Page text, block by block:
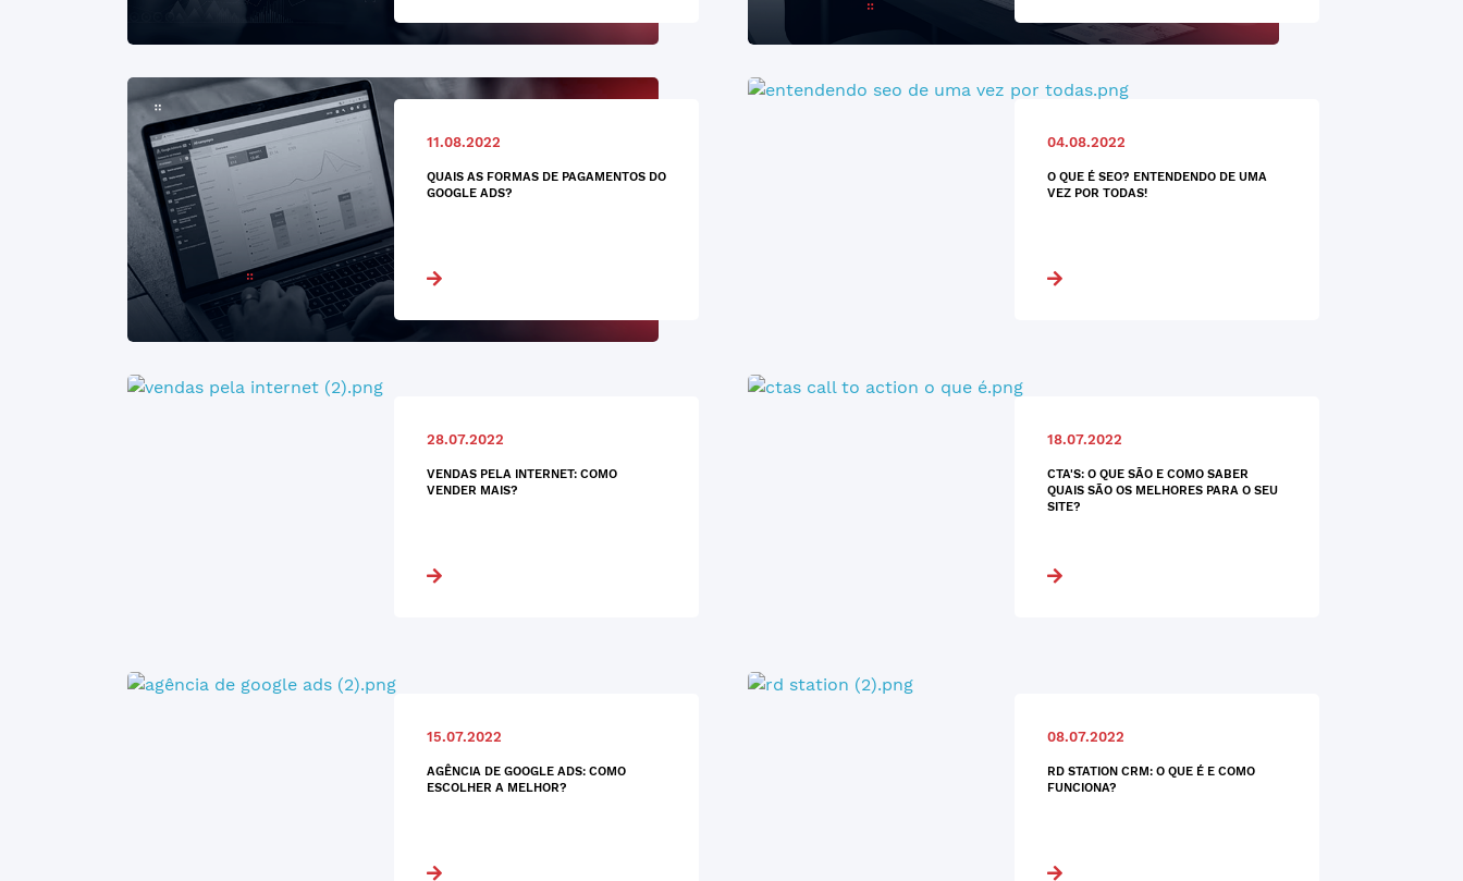
11.08.2022
QUAIS AS FORMAS DE PAGAMENTOS DO
GOOGLE ADS?
04.08.2022
O QUE É SEO? ENTENDENDO DE UMA
VEZ POR TODAS!
28.07.2022
VENDAS PELA INTERNET: COMO
VENDER MAIS?
18.07.2022
CTA'S: O QUE SÃO E COMO SABER
QUAIS SÃO OS MELHORES PARA O SEU
SITE?
15.07.2022
AGÊNCIA DE GOOGLE ADS: COMO
ESCOLHER A MELHOR?
08.07.2022
RD STATION CRM: O QUE É E COMO
FUNCIONA?